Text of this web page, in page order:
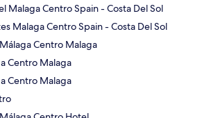
Malaga Centro Spain - Costa Del Sol
Malaga Centro Spain - Costa Del Sol
Centro Malaga
Centro Malaga
Centro Malaga